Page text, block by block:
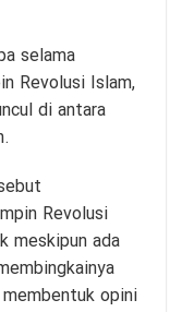
selama
Revolusi Islam,
di antara
Revolusi
meskipun ada
opini